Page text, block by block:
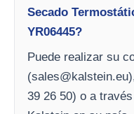
Secado
YR06445?
Puede realizar su
(sales@kalstein.eu
39 26 50) o a